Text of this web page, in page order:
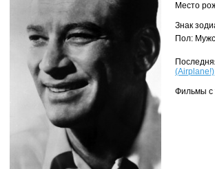
Место
Знак
Пол:
(Airplane!)
Фильмы с